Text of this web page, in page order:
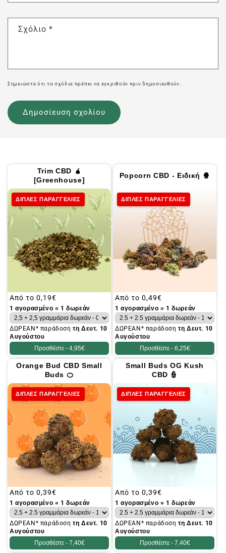
Σχόλιο *
Σημειώστε ότι τα σχόλια πρέπει να εγκριθούν πριν δημοσιευθούν.
Trim CBD 🧉
[Greenhouse]
ΔΙΠΛΕΣ ΠΑΡΑΓΓΕΛΙΕΣ
Συνήθης
τιμή
Από το 0,19€
1 αγορασμένο = 1 δωρεάν
ΔΩΡΕΑΝ* παράδοσητη Δευτ. 10
Αυγούστου
Προσθέστε - 4,95€
Popcorn CBD - Ειδική 🍿
ΔΙΠΛΕΣ ΠΑΡΑΓΓΕΛΙΕΣ
Συνήθης
τιμή
Από το 0,49€
1 αγορασμένο = 1 δωρεάν
ΔΩΡΕΑΝ* παράδοσητη Δευτ. 10
Αυγούστου
Προσθέστε - 6,25€
Orange Bud CBD Small
Buds 🍊
ΔΙΠΛΕΣ ΠΑΡΑΓΓΕΛΙΕΣ
Συνήθης
τιμή
Από το 0,39€
1 αγορασμένο = 1 δωρεάν
ΔΩΡΕΑΝ* παράδοσητη Δευτ. 10
Αυγούστου
Προσθέστε - 7,40€
Small Buds OG Kush
CBD 👮
ΔΙΠΛΕΣ ΠΑΡΑΓΓΕΛΙΕΣ
Συνήθης
τιμή
Από το 0,39€
1 αγορασμένο = 1 δωρεάν
ΔΩΡΕΑΝ* παράδοσητη Δευτ. 10
Αυγούστου
Προσθέστε - 7,40€